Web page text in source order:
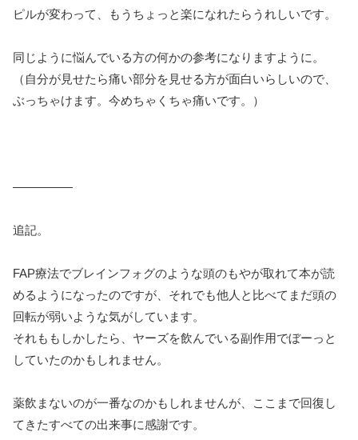
ピルが変わって、もうちょっと楽になれたらうれしいです。
同じように悩んでいる方の何かの参考になりますように。
（自分が見せたら痛い部分を見せる方が面白いらしいので、
ぶっちゃけます。今めちゃくちゃ痛いです。）
―――――
追記。
FAP療法でブレインフォグのような頭のもやが取れて本が読
めるようになったのですが、それでも他人と比べてまだ頭の
回転が弱いような気がしています。
それももしかしたら、ヤーズを飲んでいる副作用でぼーっと
していたのかもしれません。
薬飲まないのが一番なのかもしれませんが、ここまで回復し
てきたすべての出来事に感謝です。